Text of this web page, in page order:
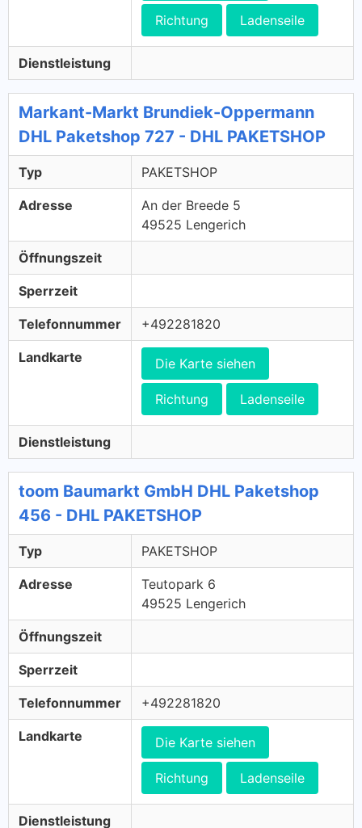
Richtung Ladenseile
Dienstleistung
Markant-Markt Brundiek-Oppermann
DHL Paketshop 727 - DHL PAKETSHOP
Typ PAKETSHOP
Adresse
An der Breede 5
49525 Lengerich
Öffnungszeit
Sperrzeit
Telefonnummer +492281820
Landkarte Die Karte siehen
Richtung Ladenseile
Dienstleistung
toom Baumarkt GmbH DHL Paketshop
456 - DHL PAKETSHOP
Typ PAKETSHOP
Adresse
Teutopark 6
49525 Lengerich
Öffnungszeit
Sperrzeit
Telefonnummer +492281820
Landkarte Die Karte siehen
Richtung Ladenseile
Dienstleistung